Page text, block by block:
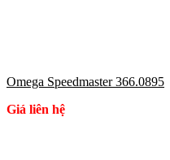
Omega Speedmaster 366.0895
Giá liên hệ